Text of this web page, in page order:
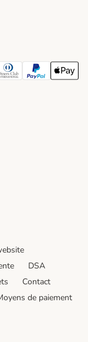
Method
express Payment
club Payment
Paypal Payment
Apple
DSA
Contact
de paiement